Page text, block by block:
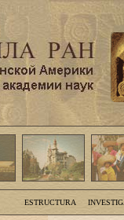
ESTRUCTURA